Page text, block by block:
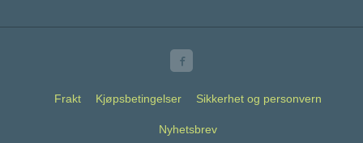
Frakt Kjøpsbetingelser Sikkerhet og personvern
Nyhetsbrev